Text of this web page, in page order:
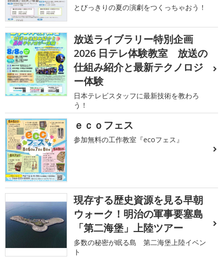
とびっきりの夏の演劇をつくっちゃおう！
放送ライブラリー特別企画
2026 日テレ体験教室 放送の
仕組み紹介と最新テクノロジ
ー体験
日本テレビスタッフに最新技術を教わろ
う！
ｅｃｏフェス
参加無料の工作教室『ecoフェス』
現存する歴史資源を見る早朝
ウォーク！明治の軍事要塞島
「第二海堡」上陸ツアー
多数の秘密が眠る島 第二海堡上陸イベン
ト